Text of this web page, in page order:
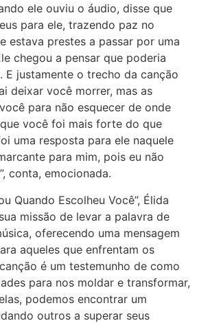
ele ouviu o áudio, disse que
para ele, trazendo paz no
estava prestes a passar por uma
chegou a pensar que poderia
E justamente o trecho da canção
deixar você morrer, mas as
para não esquecer de onde
você foi mais forte do que
uma resposta para ele naquele
para mim, pois eu não
conta, emocionada.
Quando Escolheu Você”, Élida
missão de levar a palavra de
oferecendo uma mensagem
aqueles que enfrentam os
é um testemunho de como
para nos moldar e transformar,
podemos encontrar um
outros a superar seus